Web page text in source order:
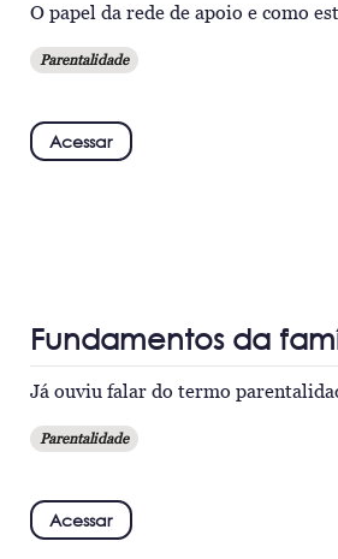
O papel da rede de apoio e como
Parentalidade
Acessar
Fundamentos da
Já ouviu falar do termo
Parentalidade
Acessar